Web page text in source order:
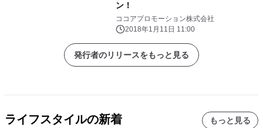
ン！
ココアプロモーション株式会社
2018年1月11日 11:00
発行者のリリースをもっと見る
ライフスタイルの新着 もっと見る